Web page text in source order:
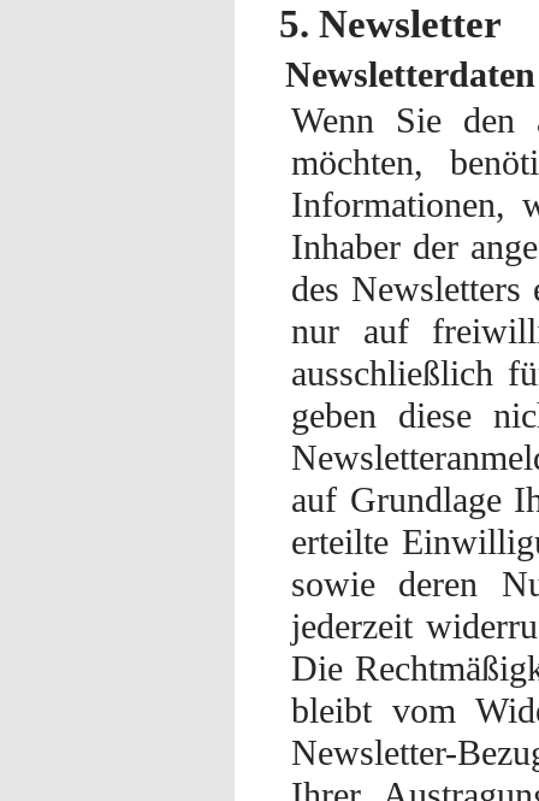
5. Newsletter
Newsletterdaten
Wenn Sie den
möchten,
Informationen,
Inhaber der
des Newsletters
nur auf
ausschließlich
geben diese
auf Grundlage
erteilte
sowie deren
jederzeit
Die
bleibt vom
Newsletter-